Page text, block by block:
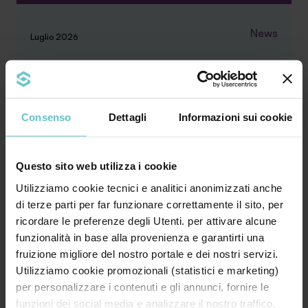
Consenso Dettagli Informazioni sui cookie
Questo sito web utilizza i cookie
Utilizziamo cookie tecnici e analitici anonimizzati anche
di terze parti per far funzionare correttamente il sito, per
ricordare le preferenze degli Utenti. per attivare alcune
funzionalità in base alla provenienza e garantirti una
fruizione migliore del nostro portale e dei nostri servizi.
Utilizziamo cookie promozionali (statistici e marketing)
per personalizzare i contenuti e gli annunci, fornire le
funzioni dei social media e analizzare il nostro traffico.
Luglio 2026 News
sull’iperammortamento? Scoprilo
Mettiti alla prova con cinque domande,
cominciamo! 1. L’iperammortamento consiste in
un credito d’im...
Approfondisci